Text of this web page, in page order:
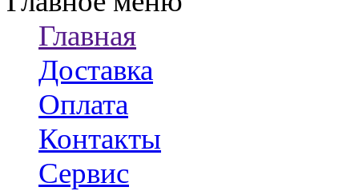
Главная
Доставка
Оплата
Контакты
Сервис